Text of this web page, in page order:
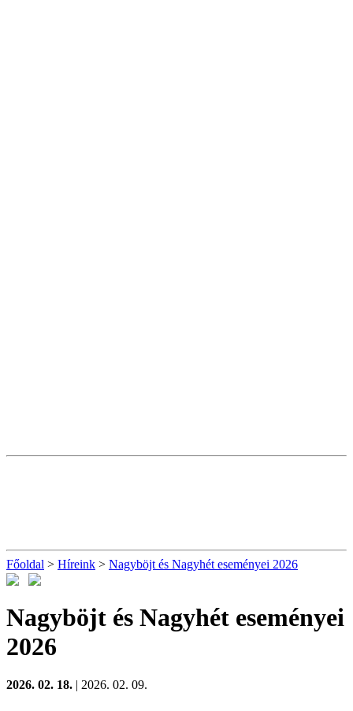
Főoldal > Híreink > Nagyböjt és Nagyhét eseményei 2026
Nagyböjt és Nagyhét eseményei
2026
2026. 02. 18. | 2026. 02. 09.